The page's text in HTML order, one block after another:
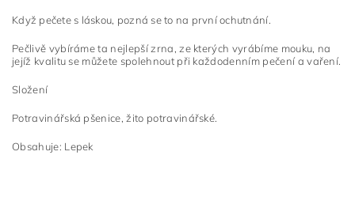
Když pečete s láskou, pozná se to na první ochutnání.
Pečlivě vybíráme ta nejlepší zrna, ze kterých vyrábíme mouku, na
jejíž kvalitu se můžete spolehnout při každodenním pečení a vaření.
Složení
Potravinářská pšenice, žito potravinářské.
Obsahuje: Lepek